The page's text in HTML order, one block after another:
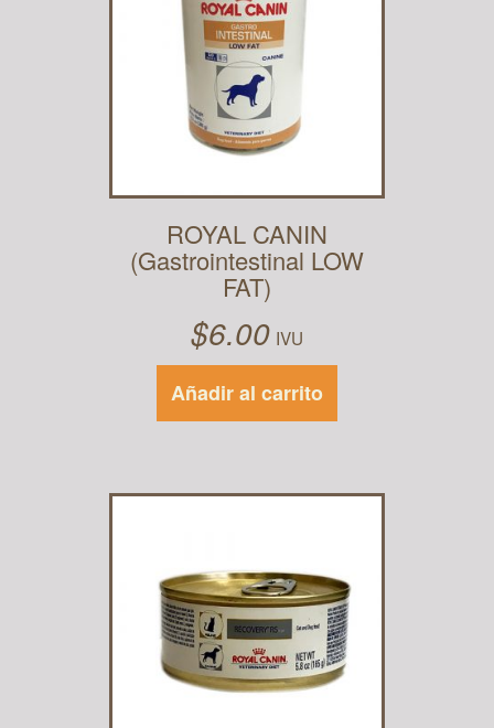
ROYAL CANIN
(Gastrointestinal LOW
FAT)
$6.00 IVU
Añadir al carrito